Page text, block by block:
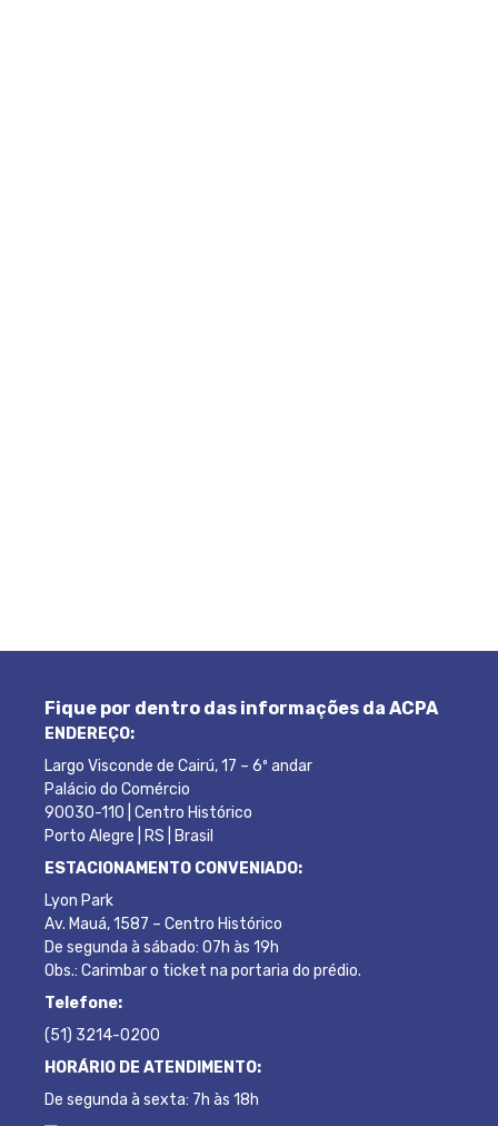
Fique por dentro das informações da ACPA
ENDEREÇO:
Largo Visconde de Cairú, 17 – 6º andar
Palácio do Comércio
90030-110 | Centro Histórico
Porto Alegre | RS | Brasil
ESTACIONAMENTO CONVENIADO:
Lyon Park
Av. Mauá, 1587 – Centro Histórico
De segunda à sábado: 07h às 19h
Obs.: Carimbar o ticket na portaria do prédio.
Telefone:
(51) 3214-0200
HORÁRIO DE ATENDIMENTO:
De segunda à sexta: 7h às 18h